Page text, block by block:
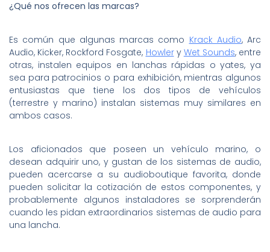
¿Qué nos ofrecen las marcas?
Es común que algunas marcas como Krack Audio, Arc
Audio, Kicker, Rockford Fosgate, Howlery Wet Sounds, entre
otras, instalen equipos en lanchas rápidas o yates, ya
sea para patrocinios o para exhibición, mientras algunos
entusiastas que tiene los dos tipos de vehículos
(terrestre y marino) instalan sistemas muy similares en
ambos casos.
Los aficionados que poseen un vehículo marino, o
desean adquirir uno, y gustan de los sistemas de audio,
pueden acercarse a su audioboutique favorita, donde
pueden solicitar la cotización de estos componentes, y
probablemente algunos instaladores se sorprenderán
cuando les pidan extraordinarios sistemas de audio para
una lancha.